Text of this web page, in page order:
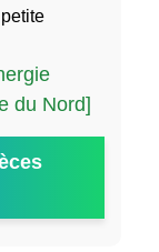
du Nord]